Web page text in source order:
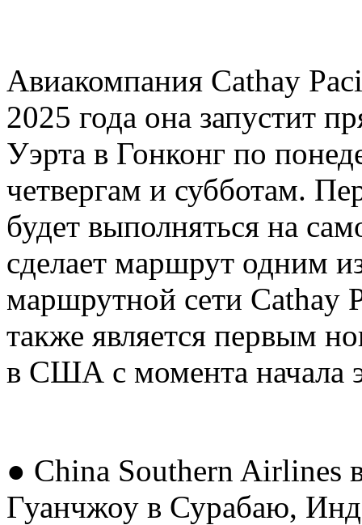
Авиакомпания Cathay
2025 года она запустит
Уэрта в Гонконг по
четвергам и субботам.
будет выполняться на
сделает маршрут одним
маршрутной сети Cathay
также является первым
в США с момента начала
● China Southern Airlines
Гуанчжоу в Сурабаю,